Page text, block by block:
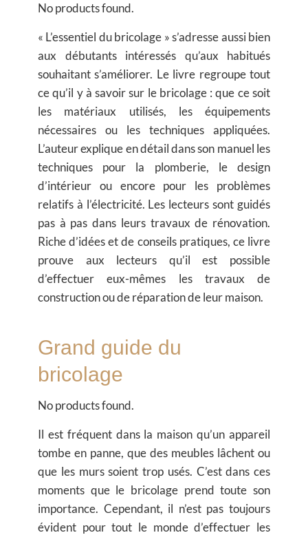
No products found.
« L’essentiel du bricolage » s’adresse aussi bien
aux débutants intéressés qu’aux habitués
souhaitant s’améliorer. Le livre regroupe tout
ce qu’il y à savoir sur le bricolage : que ce soit
les matériaux utilisés, les équipements
nécessaires ou les techniques appliquées.
L’auteur explique en détail dans son manuel les
techniques pour la plomberie, le design
d’intérieur ou encore pour les problèmes
relatifs à l’électricité. Les lecteurs sont guidés
pas à pas dans leurs travaux de rénovation.
Riche d’idées et de conseils pratiques, ce livre
prouve aux lecteurs qu’il est possible
d’effectuer eux-mêmes les travaux de
construction ou de réparation de leur maison.
Grand guide du
bricolage
No products found.
Il est fréquent dans la maison qu’un appareil
tombe en panne, que des meubles lâchent ou
que les murs soient trop usés. C’est dans ces
moments que le bricolage prend toute son
importance. Cependant, il n’est pas toujours
évident pour tout le monde d’effectuer les